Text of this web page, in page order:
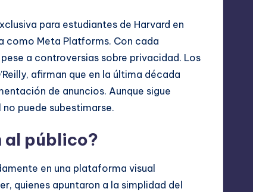
para estudiantes de Harvard en
como Meta Platforms. Con cada
a controversias sobre privacidad. Los
afirman que en la última década
de anuncios. Aunque sigue
puede subestimarse.
al público?
en una plataforma visual
quienes apuntaron a la simplidad del